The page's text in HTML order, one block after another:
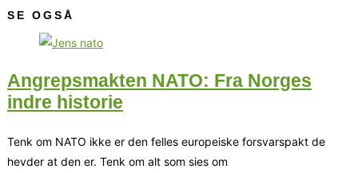
SE OGSÅ
Angrepsmakten NATO: Fra Norges
indre historie
Tenk om NATO ikke er den felles europeiske forsvarspakt de
hevder at den er. Tenk om alt som sies om